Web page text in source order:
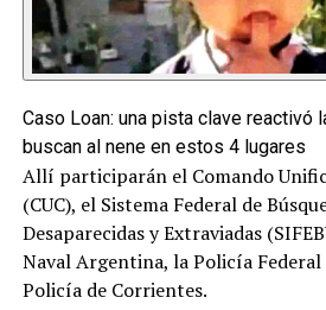
Caso Loan: una pista clave reactivó
buscan al nene en estos 4 lugares
Allí participarán el Comando
(CUC), el Sistema Federal de
Desaparecidas y Extraviadas
Naval Argentina, la Policía
Policía de Corrientes.